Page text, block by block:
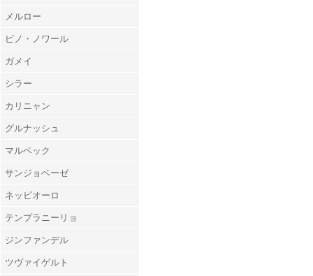
メルロー
ピノ・ノワール
ガメイ
シラー
カリニャン
グルナッシュ
マルベック
サンジョベーゼ
ネッビオーロ
テンプラニーリョ
ジンファンデル
ツヴァイゲルト